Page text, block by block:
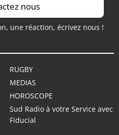
nous
une réaction, écrivez nous !
RUGBY
MEDIAS
HOROSCOPE
Sud Radio à votre Service avec
Fiducial